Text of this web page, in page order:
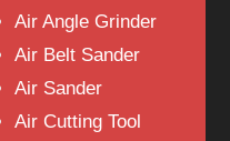
Air Angle Grinder
Air Belt Sander
Air Sander
Air Cutting Tool